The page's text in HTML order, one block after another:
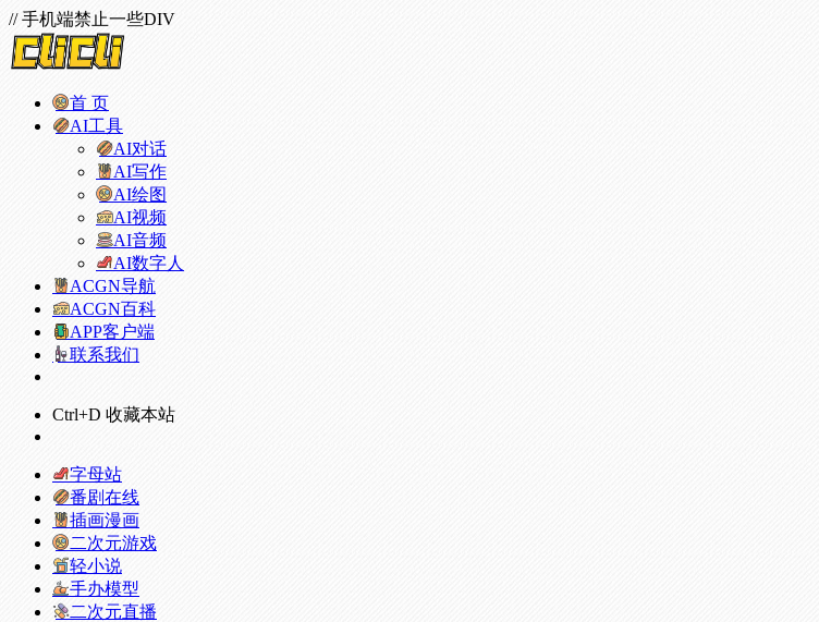
// 手机端禁止一些DIV
首 页
AI工具
AI对话
AI写作
AI绘图
AI视频
AI音频
AI数字人
ACGN导航
ACGN百科
APP客户端
联系我们
Ctrl+D 收藏本站
字母站
番剧在线
插画漫画
二次元游戏
轻小说
手办模型
二次元直播